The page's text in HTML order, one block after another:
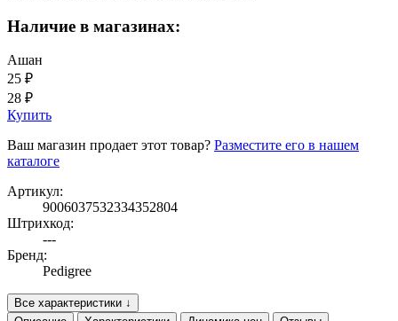
Наличие в магазинах:
Ашан
25 ₽
28 ₽
Купить
Ваш магазин продает этот товар? Разместите его в нашем
каталоге
Артикул:
9006037532334352804
Штрихкод:
---
Бренд:
Pedigree
Все характеристики ↓